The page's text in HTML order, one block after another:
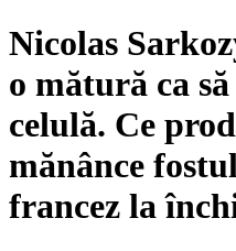
Nicolas
o mătură ca
celulă. Ce
mănânce
francez la